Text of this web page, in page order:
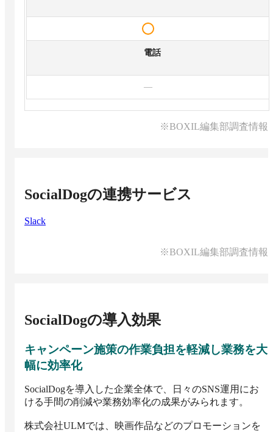
電話
—
※BOXIL編集部調査情報
SocialDogの連携サービス
Slack
※BOXIL編集部調査情報
SocialDogの導入効果
キャンペーン施策の作業負担を軽減し業務を大
幅に効率化
SocialDogを導入した企業全体で、日々のSNS運用にお
ける手間の削減や業務効率化の成果がみられます。
株式会社ULMでは、映画作品などのプロモーションを